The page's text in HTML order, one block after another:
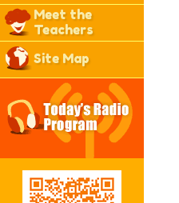
Meet the
Teachers
Site Map